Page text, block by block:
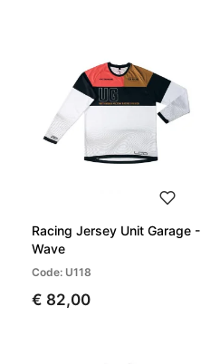
Racing Jersey Unit Garage -
Wave
Code: U118
€ 82,00